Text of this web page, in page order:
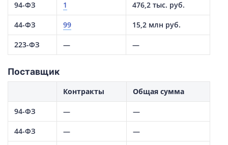
94-ФЗ 1 476,2 тыс. руб.
44-ФЗ 99 15,2 млн руб.
223-ФЗ — —
Поставщик
Контракты Общая сумма
94-ФЗ — —
44-ФЗ — —